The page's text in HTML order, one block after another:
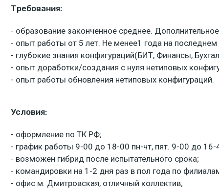
Требования:
- образование законченное среднее.
- опыт работы от 5 лет. Не менее1 года на
- глубокие знания конфигураций(БИТ, Финансы,
- опыт доработки/создания с нуля нетиповых
- опыт работы обновления нетиповых конфигураций.
Условия:
- оформление по ТК РФ;
- график работы 9-00 до 18-00 пн-чт, пят. 9-00 до 16-
- возможен гибрид после испытательного срока;
- командировки на 1-2 дня раз в пол года по
- офис м. Дмитровская, отличный коллектив;